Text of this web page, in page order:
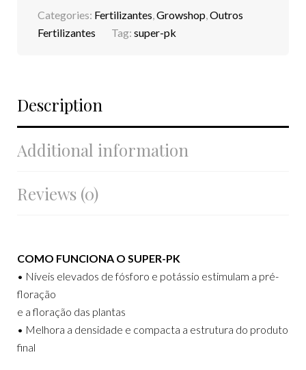
Categories: Fertilizantes,Growshop,Outros
Fertilizantes
Tag: super-pk
Description
Additional information
Reviews (0)
COMO FUNCIONA O SUPER-PK
• Níveis elevados de fósforo e potássio estimulam a pré-
floração
e a floração das plantas
• Melhora a densidade e compacta a estrutura do produto
final